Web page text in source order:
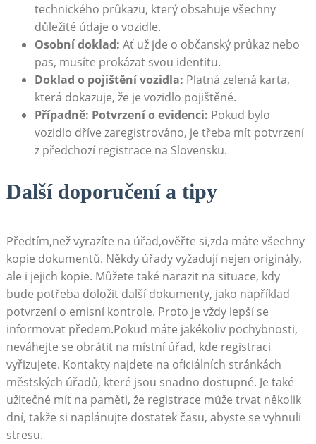
technického průkazu, který‍ obsahuje všechny
důležité údaje o vozidle.
Osobní doklad: Ať už‌ jde o občanský průkaz‍ nebo ​
pas, musíte prokázat svou identitu.
Doklad o pojištění vozidla: Platná‍ zelená karta,
která dokazuje, že je vozidlo pojištěné.
Případně: Potvrzení o⁤ evidenci: Pokud bylo
vozidlo dříve zaregistrováno, je třeba⁤ mít‌ potvrzení
⁢z ‌předchozí‌ registrace na Slovensku.
Další doporučení a⁤ tipy
Předtím,než vyrazíte na úřad,ověřte si,zda ‌máte všechny
kopie dokumentů.⁣ Někdy⁣ úřady vyžadují nejen originály,
ale‍ i ⁤jejich kopie. Můžete⁤ také narazit na ‌situace, kdy
bude potřeba doložit další dokumenty, jako například
potvrzení o⁣ emisní ⁣kontrole. ‌Proto je vždy‍ lepší se⁤
informovat předem.Pokud máte jakékoliv pochybnosti,⁣
neváhejte⁢ se obrátit na místní ⁤úřad, kde registraci
vyřizujete. Kontakty najdete na oficiálních stránkách‍
městských úřadů, které jsou‍ snadno dostupné. Je také
užitečné ‌mít na paměti, že registrace může trvat několik⁢
dní, takže si naplánujte⁢ dostatek času, ​abyste se vyhnuli
stresu.⁣